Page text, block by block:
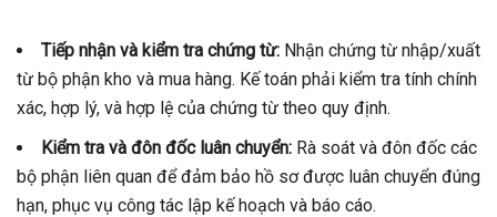
Tiếp nhận và kiểm tra chứng từ: Nhận chứng từ nhập/xuất
từ bộ phận kho và mua hàng. Kế toán phải kiểm tra tính chính
xác, hợp lý, và hợp lệ của chứng từ theo quy định.
Kiểm tra và đôn đốc luân chuyển: Rà soát và đôn đốc các
bộ phận liên quan để đảm bảo hồ sơ được luân chuyển đúng
hạn, phục vụ công tác lập kế hoạch và báo cáo.